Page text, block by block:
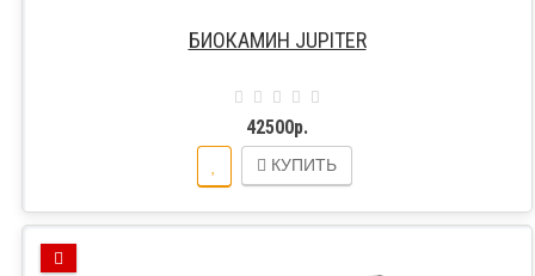
БИОКАМИН JUPITER
42500р.
КУПИТЬ